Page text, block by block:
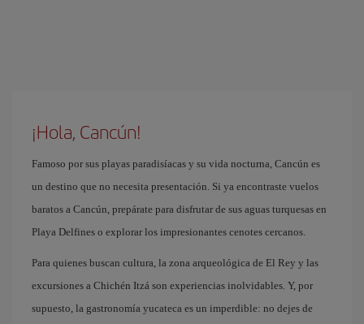
¡Hola, Cancún!
Famoso por sus playas paradisíacas y su vida nocturna, Cancún es
un destino que no necesita presentación. Si ya encontraste vuelos
baratos a Cancún, prepárate para disfrutar de sus aguas turquesas en
Playa Delfines o explorar los impresionantes cenotes cercanos.
Para quienes buscan cultura, la zona arqueológica de El Rey y las
excursiones a Chichén Itzá son experiencias inolvidables. Y, por
supuesto, la gastronomía yucateca es un imperdible: no dejes de